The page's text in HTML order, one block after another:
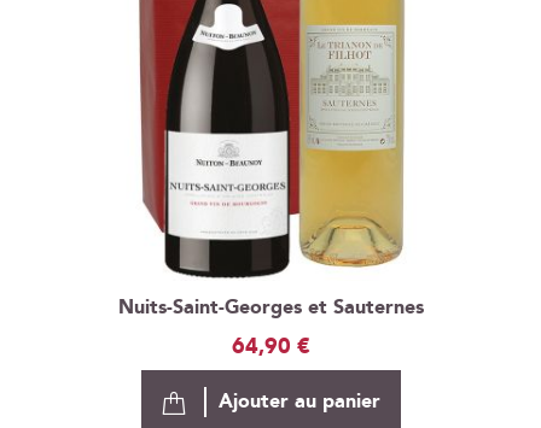
Nuits-Saint-Georges et Sauternes
64,90 €
Ajouter au panier